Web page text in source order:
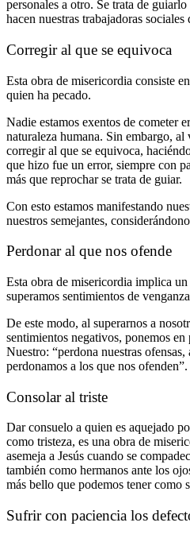
personales a otro. Se trata de
hacen nuestras trabajadoras
Corregir al que se equivoca
Esta obra de misericordia consiste
quien ha pecado.
Nadie estamos exentos de cometer
naturaleza humana. Sin embargo,
corregir al que se equivoca,
que hizo fue un error, siempre con
más que reprochar se trata de guiar.
Con esto estamos manifestando
nuestros semejantes,
Perdonar al que nos ofende
Esta obra de misericordia implica
superamos sentimientos de
De este modo, al superarnos a
sentimientos negativos, ponemos
Nuestro: “perdona nuestras
perdonamos a los que nos ofenden”.
Consolar al triste
Dar consuelo a quien es aquejado
como tristeza, es una obra de
asemeja a Jesús cuando se
también como hermanos ante los
más bello que podemos tener como
Sufrir con paciencia los